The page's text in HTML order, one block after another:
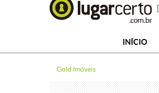
INÍCIO
Gold Imóveis